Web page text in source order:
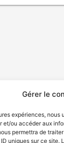
Gérer le
expériences,
et/ou accéder aux
permettra de
uniques sur ce site.